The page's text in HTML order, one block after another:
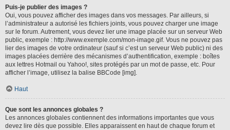
Puis-je publier des images ?
Oui, vous pouvez afficher des images dans vos messages. Par ailleurs, si
l’administrateur a autorisé les fichiers joints, vous pouvez charger une image
sur le forum. Autrement, vous devez lier une image placée sur un serveur Web
public, exemple : http://www.exemple.com/mon-image.gif. Vous ne pouvez pas
lier des images de votre ordinateur (sauf si c’est un serveur Web public) ni des
images placées derrière des mécanismes d’authentification, exemple : boîtes
aux lettres Hotmail ou Yahoo!, sites protégés par un mot de passe, etc. Pour
afficher l’image, utilisez la balise BBCode [img].
Haut
Que sont les annonces globales ?
Les annonces globales contiennent des informations importantes que vous
devez lire dès que possible. Elles apparaissent en haut de chaque forum et